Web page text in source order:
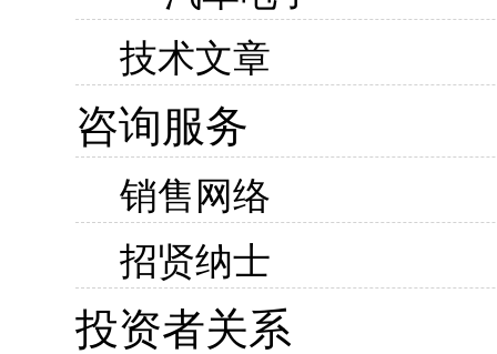
技术文章
咨询服务
销售网络
招贤纳士
投资者关系